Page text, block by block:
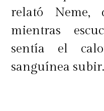
relató Neme,
mientras
sentía el
sanguínea subir.